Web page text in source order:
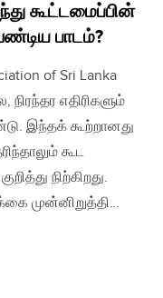
கூட்டமைப்பின்
பாடம்?
of Sri Lanka
எதிரிகளும்
இந்தக் கூற்றானது
கூட
நிற்கிறது.
முன்னிறுத்தி…